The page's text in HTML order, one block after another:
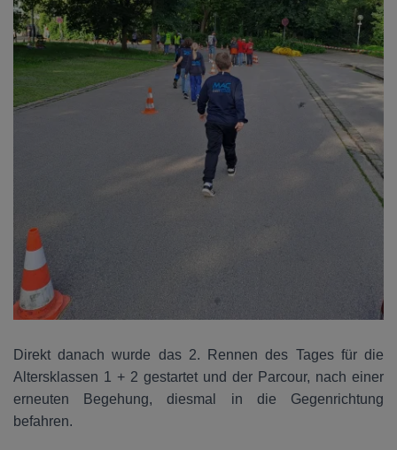
Direkt danach wurde das 2. Rennen des Tages für die
Altersklassen 1 + 2 gestartet und der Parcour, nach einer
erneuten Begehung, diesmal in die Gegenrichtung
befahren.